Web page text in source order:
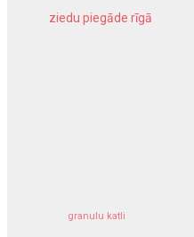
ziedu piegāde rīgā
granulu katli